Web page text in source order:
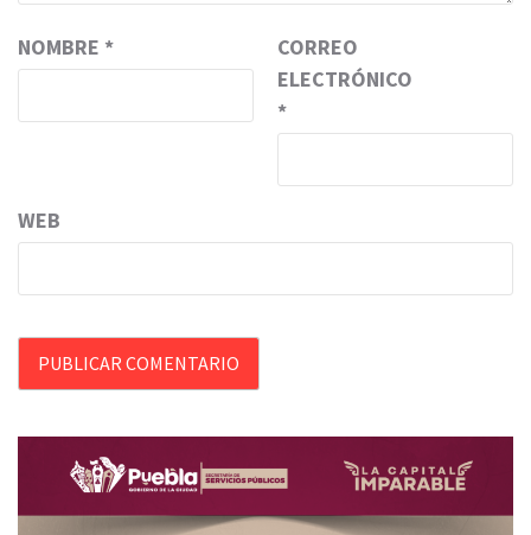
NOMBRE *
CORREO
ELECTRÓNICO
*
WEB